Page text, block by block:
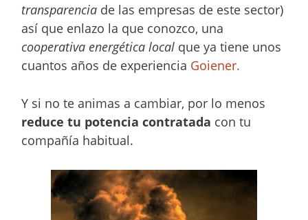
transparencia de las empresas de este sector)
así que enlazo la que conozco, una
cooperativa energética local que ya tiene unos
cuantos años de experiencia Goiener.
Y si no te animas a cambiar, por lo menos
reduce tu potencia contratada con tu
compañía habitual.